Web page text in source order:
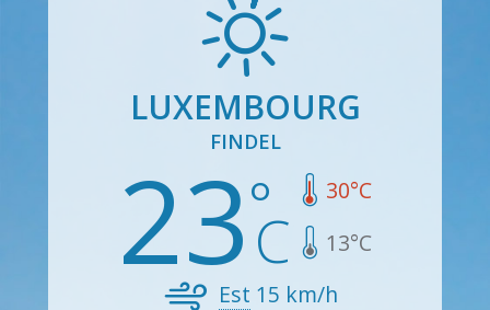
LUXEMBOURG
FINDEL
23 30°C
13°C
Est 15 km/h